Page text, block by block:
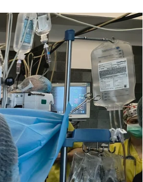
хлопчику
з Вінниччини. Операція
у стінах Дитячої лікарні
лікарні Святого Миколая.
а під час хімієтерапії він
10%. Хвороба незворотно
качати кров, що викликало
сказав своїй мамі:«Відпусти
дівчинка, яка загинула в